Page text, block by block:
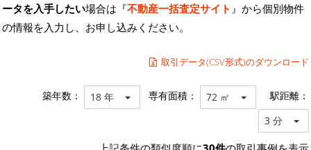
ータを入手したい場合は『不動産一括査定サイト 』から個別物件
の情報を入力し、お申し込みください。
取引データ(CSV形式)のダウンロード
築年数： 18 年 専有面積： 72 ㎡ 駅距離：
3 分